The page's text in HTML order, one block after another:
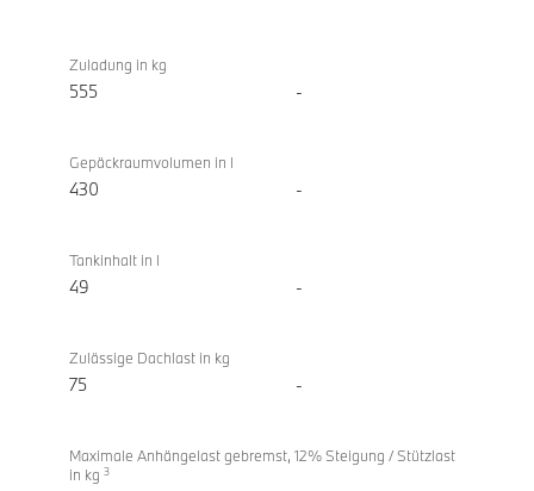
Zuladung in kg
555 -
Gepäckraumvolumen in l
430 -
Tankinhalt in l
49 -
Zulässige Dachlast in kg
75 -
Maximale Anhängelast gebremst, 12% Steigung / Stützlast
in kg 3